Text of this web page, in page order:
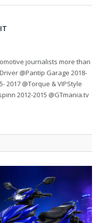
journalists more than
@Pantip Garage 2018-
2017 @Torque & VIPStyle
2012-2015 @GTmania.tv